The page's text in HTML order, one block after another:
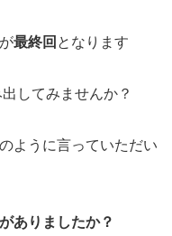
最終回 となります
してみませんか？
ように言っていただい
ありましたか？